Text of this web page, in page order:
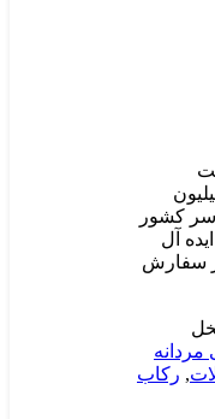
کشور
آل
سفارش
, رکاب